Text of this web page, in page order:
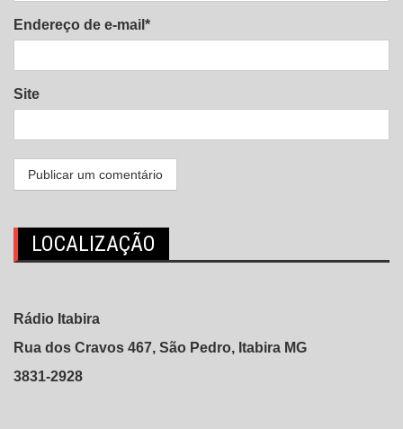
Endereço de e-mail*
Site
LOCALIZAÇÃO
Rádio Itabira
Rua dos Cravos 467, São Pedro, Itabira MG
3831-2928